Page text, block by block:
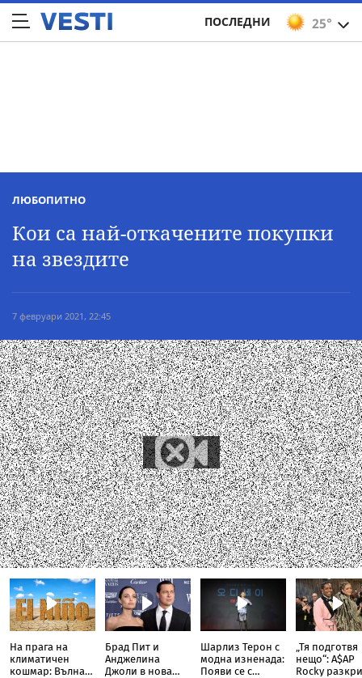
25°
ПОСЛЕДНИ
ЛЮБОПИТНО
Кои са най-откачените покупки
на звездите
7 февруари 2021, 22:45
На прага на
климатичен
кошмар: Вълна
Брад Пит и
Анджелина
Джоли в нова
Шарлиз Терон с
модна изненада:
Появи се с
„Тя подготвя
нещо“: A$AP
Rocky